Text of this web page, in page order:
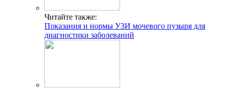
Читайте также:
Показания и нормы УЗИ мочевого пузыря для
диагностики заболеваний